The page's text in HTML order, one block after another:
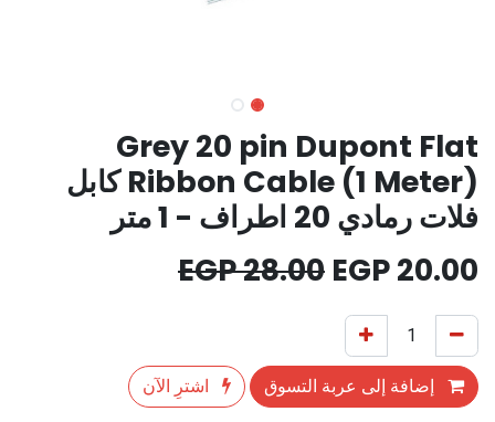
Grey 20 pin Dupont Flat
Ribbon Cable (1 Meter) كابل
فلات رمادي 20 اطراف - 1 متر
20.00
28.00
EGP
إضافة إلى عربة التسوق اشترِ الآن